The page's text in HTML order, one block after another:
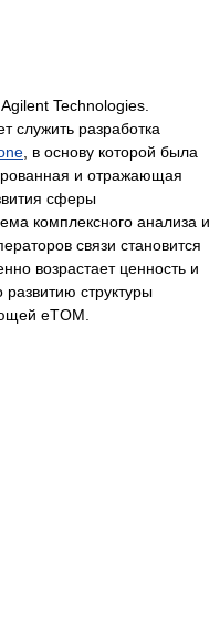
Agilent Technologies.
разработка
, в основу которой была
и отражающая
сферы
комплексного анализа и
связи становится
возрастает ценность и
структуры
eTOM.